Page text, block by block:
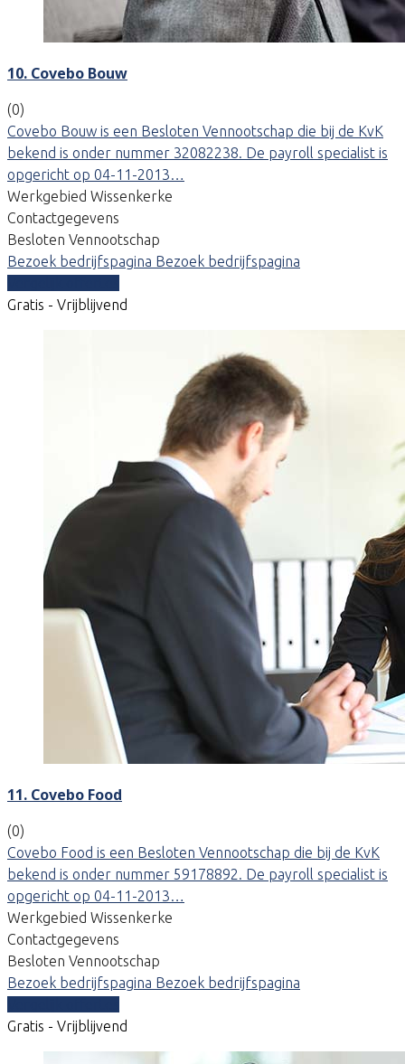
10. Covebo Bouw
(0)
Covebo Bouw is een Besloten Vennootschap die bij de KvK
bekend is onder nummer 32082238. De payroll specialist is
opgericht op 04-11-2013…
Werkgebied Wissenkerke
Contactgegevens
Besloten Vennootschap
Bezoek bedrijfspagina Bezoek bedrijfspagina
Gratis - Vrijblijvend
11. Covebo Food
(0)
Covebo Food is een Besloten Vennootschap die bij de KvK
bekend is onder nummer 59178892. De payroll specialist is
opgericht op 04-11-2013…
Werkgebied Wissenkerke
Contactgegevens
Besloten Vennootschap
Bezoek bedrijfspagina Bezoek bedrijfspagina
Gratis - Vrijblijvend